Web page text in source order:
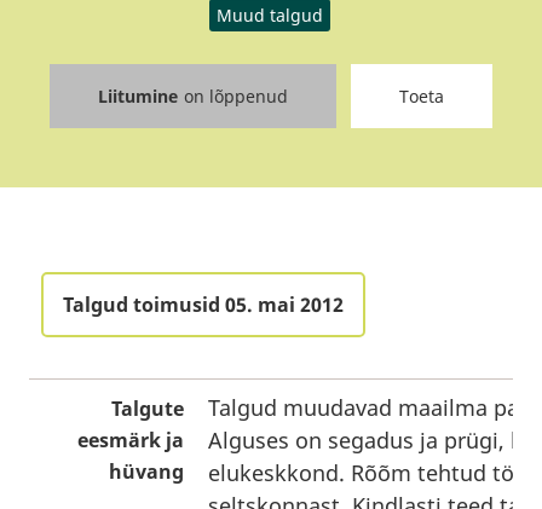
Muud talgud
Liitumine on lõppenud Toeta
Talgud toimusid 05. mai 2012
Talgute
eesmärk ja
hüvang
Talgud muudavad maailma
Alguses on segadus ja prügi,
elukeskkond. Rõõm tehtud